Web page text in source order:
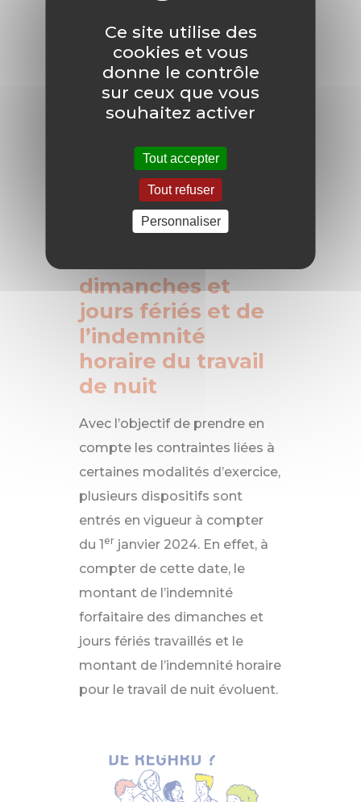
Revalorisation de l’indemnité forfaitaire des
Revalorisation de
l’indemnité
dimanches et
jours fériés et de
l’indemnité
horaire du travail
de nuit
Avec l’objectif de prendre en
compte les contraintes liées à
certaines modalités d’exercice,
plusieurs dispositifs sont
entrés en vigueur à compter
du 1er janvier 2024. En effet, à
compter de cette date, le
montant de l’indemnité
forfaitaire des dimanches et
jours fériés travaillés et le
montant de l’indemnité horaire
pour le travail de nuit évoluent.
Égalité professionnelle femme-homme : le
Ce site utilise des
cookies et vous
donne le contrôle
sur ceux que vous
souhaitez activer
Tout accepter
Tout refuser
Personnaliser